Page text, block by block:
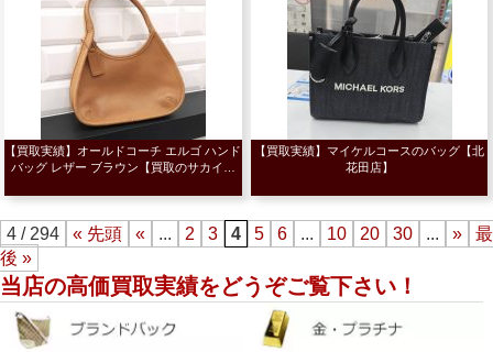
【買取実績】オールドコーチ エルゴ ハンド
バッグ レザー ブラウン【買取のサカイ…
【買取実績】マイケルコースのバッグ【北
花田店】
4 / 294 « 先頭 « ... 2 3 4 5 6 ... 10 20 30 ... »
最
後 »
当店の高価買取実績をどうぞご覧下さい！